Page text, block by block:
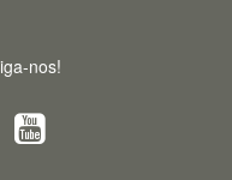
nos!